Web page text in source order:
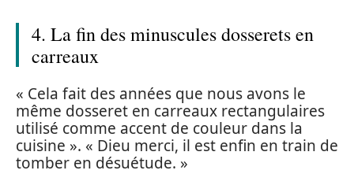
4. La fin des minuscules dosserets en
carreaux
« Cela fait des années que nous avons le
même dosseret en carreaux rectangulaires
utilisé comme accent de couleur dans la
cuisine ». « Dieu merci, il est enfin en train de
tomber en désuétude. »